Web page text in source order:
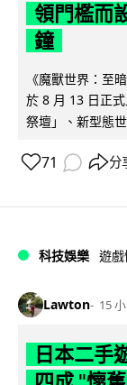
領門檻而
鐘
《魔獸世界：至
於 8 月 13 日正
祭壇」、新型態
71 分
科技娛樂 遊戲
Lawton 15
日本二手